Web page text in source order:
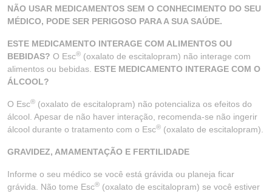
NÃO USAR MEDICAMENTOS SEM O CONHECIMENTO DO SEU
MÉDICO, PODE SER PERIGOSO PARA A SUA SAÚDE.
ESTE MEDICAMENTO INTERAGE COM ALIMENTOS OU
BEBIDAS? O Esc® (oxalato de escitalopram) não interage com
alimentos ou bebidas. ESTE MEDICAMENTO INTERAGE COM O
ÁLCOOL?
O Esc® (oxalato de escitalopram) não potencializa os efeitos do
álcool. Apesar de não haver interação, recomenda-se não ingerir
álcool durante o tratamento com o Esc® (oxalato de escitalopram).
GRAVIDEZ, AMAMENTAÇÃO E FERTILIDADE
Informe o seu médico se você está grávida ou planeja ficar
grávida. Não tome Esc® (oxalato de escitalopram) se você estiver